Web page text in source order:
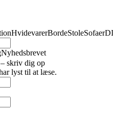
HvidevarerBordeStoleSofaer
Nyhedsbrevet
skriv dig op
lyst til at læse.